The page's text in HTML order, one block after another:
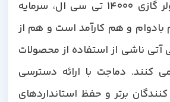
می توانند روی کولر گازی 14000 تی سی ال، سرمایه
و هم کارآمد است و هم از
ناشی از استفاده از محصولات
دماجت با ارائه دسترسی
برتر و حفظ استانداردهای